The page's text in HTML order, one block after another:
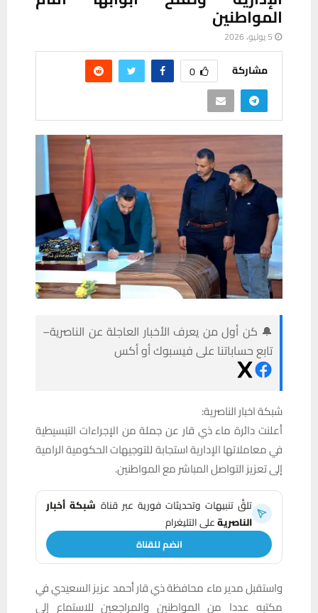
المواطنين
5 يوليو، 2026
مشاركة 0
🔔 كن أول من يعرف الأخبار العاجلة عن الناصرية–
تابع حساباتنا على فيسبوك أو أكس
شبكة اخبار الناصرية:
أعلنت دائرة ماء ذي قار عن جملة من الإجراءات التبسيطية
في معاملاتها الإدارية استجابة للتوجيهات الحكومية الرامية
إلى تعزيز التواصل المباشر مع المواطنين.
تلقَّ تنبيهات وتحديثات فورية عبر قناة شبكة أخبار
الناصريةعلى التليغرام
انضم للقناة
واستقبل مدير ماء محافظة ذي قار أحمد عزيز السعيدي في
مكتبه عددا من المواطنين والمراجعين للاستماع إلى